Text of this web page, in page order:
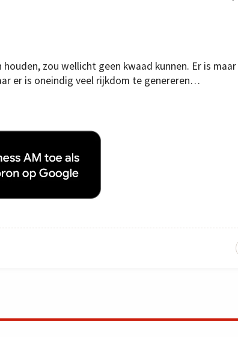
zou wellicht geen kwaad kunnen. Er is
er is oneindig veel rijkdom te genereren…